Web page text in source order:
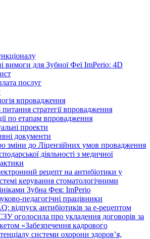
вимоги для Зубної Феї ImPerio: 4D
послуг
впровадження
стратегії впровадження
по етапам впровадження
проекти
документи
зміни до Ліцензійних умов провадження
діяльності з медичної
рецепт на антибіотики у
керування стоматологічними
Зубна Фея: ImPerio
педагогічні працівники
відпуск антибіотиків за е-рецептом
оголосила про укладення договорів за
«Забезпечення кадрового
системи охорони здоров’я,